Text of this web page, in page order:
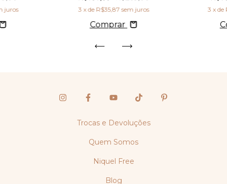
juros 3 x de R$35,87 sem juros
Comprar
3 x de
Trocas e Devoluções
Quem Somos
Niquel Free
Blog